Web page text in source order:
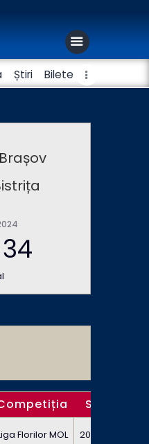
Știri Bilete
34
Sezon
Florilor MOL 2023/2024